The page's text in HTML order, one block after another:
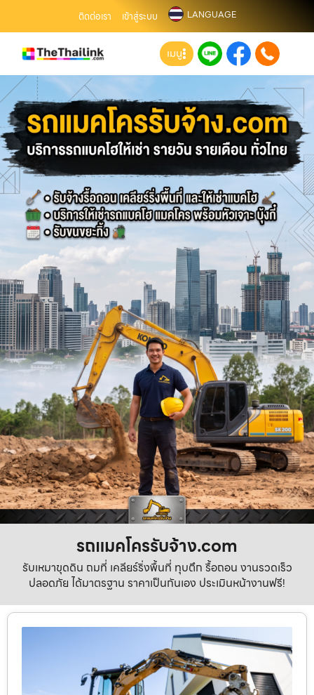
ติดต่อเรา เข้าสู่ระบบ LANGUAGE
เมนู
รถแมคโครรับจ้าง.com
รับเหมาขุดดิน ถมที่ เคลียร์ริ่งพื้นที่ ทุบตึก รื้อถอน งานรวดเร็ว
ปลอดภัย ได้มาตรฐาน ราคาเป็นกันเอง ประเมินหน้างานฟรี!